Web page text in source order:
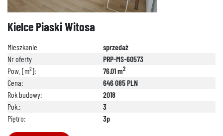
Kielce Piaski Witosa
Mieszkanie
sprzedaż
Nr oferty
PRP-MS-60573
Pow. [m2]: 76.01 m2
Cena:
646 085 PLN
Rok budowy:
2018
Pok.:
3
Piętro:
3p